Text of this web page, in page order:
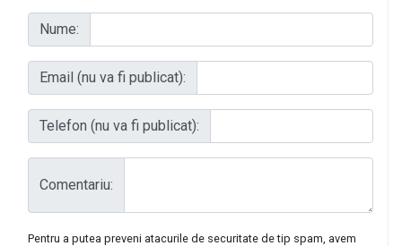
Nume:
Email (nu va fi publicat):
Telefon (nu va fi publicat):
Comentariu:
Pentru a putea preveni atacurile de securitate de tip spam, avem